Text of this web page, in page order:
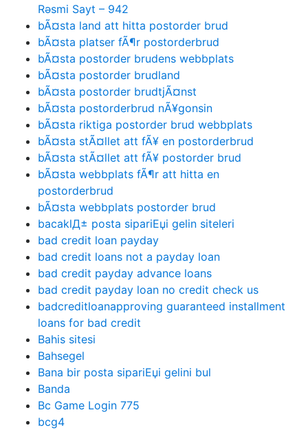
Rəsmi Sayt – 942
bÃ¤sta land att hitta postorder brud
bÃ¤sta platser fÃ¶r postorderbrud
bÃ¤sta postorder brudens webbplats
bÃ¤sta postorder brudland
bÃ¤sta postorder brudtjÃ¤nst
bÃ¤sta postorderbrud nÃ¥gonsin
bÃ¤sta riktiga postorder brud webbplats
bÃ¤sta stÃ¤llet att fÃ¥ en postorderbrud
bÃ¤sta stÃ¤llet att fÃ¥ postorder brud
bÃ¤sta webbplats fÃ¶r att hitta en
postorderbrud
bÃ¤sta webbplats postorder brud
bacaklД± posta sipariЕџi gelin siteleri
bad credit loan payday
bad credit loans not a payday loan
bad credit payday advance loans
bad credit payday loan no credit check us
badcreditloanapproving guaranteed installment
loans for bad credit
Bahis sitesi
Bahsegel
Bana bir posta sipariЕџi gelini bul
Banda
Bc Game Login 775
bcg4